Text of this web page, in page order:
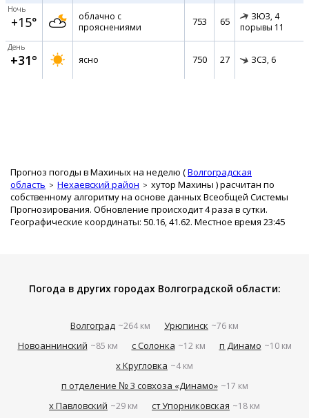
Ночь
+15°
облачно с
прояснениями
753 65 ЗЮЗ, 4
порывы 11
День
+31° ясно 750 27 ЗСЗ, 6
Прогноз погоды в Махиных на неделю (Волгоградская
область
Нехаевский район хутор Махины ) расчитан по
собственному алгоритму на основе данных Всеобщей Системы
Прогнозирования. Обновление происходит 4 раза в сутки.
Географические координаты: 50.16, 41.62. Местное время 23:45
Погода в других городах Волгоградской области:
Волгоград ~264 км Урюпинск ~76 км
Новоаннинский ~85 км с Солонка ~12 км п Динамо ~10 км
х Кругловка ~4 км
п отделение № 3 совхоза «Динамо» ~17 км
х Павловский ~29 км ст Упорниковская ~18 км